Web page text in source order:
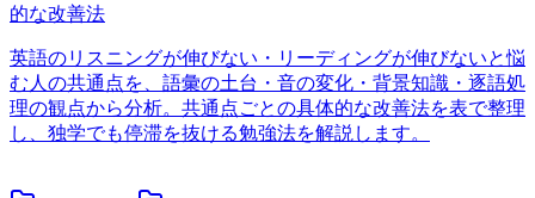
的な改善法
英語のリスニングが伸びない・リーディングが伸びないと悩
む人の共通点を、語彙の土台・音の変化・背景知識・逐語処
理の観点から分析。共通点ごとの具体的な改善法を表で整理
し、独学でも停滞を抜ける勉強法を解説します。